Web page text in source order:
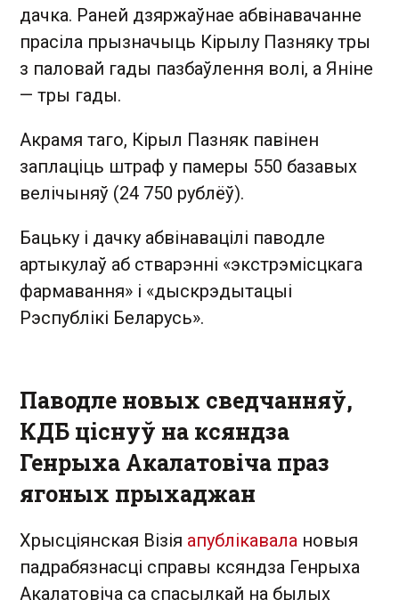
дачка. Раней дзяржаўнае абвінавачанне
прасіла прызначыць Кірылу Пазняку тры
з паловай гады пазбаўлення волі, а Яніне
— тры гады.
Акрамя таго, Кірыл Пазняк павінен
заплаціць штраф у памеры 550 базавых
велічыняў (24 750 рублёў).
Бацьку і дачку абвінавацілі паводле
артыкулаў аб стварэнні «экстрэмісцкага
фармавання» і «дыскрэдытацыі
Рэспублікі Беларусь».
Паводле новых сведчанняў,
КДБ ціснуў на ксяндза
Генрыха Акалатовіча праз
ягоных прыхаджан
Хрысціянская Візія апублікавала новыя
падрабязнасці справы ксяндза Генрыха
Акалатовіча са спасылкай на былых